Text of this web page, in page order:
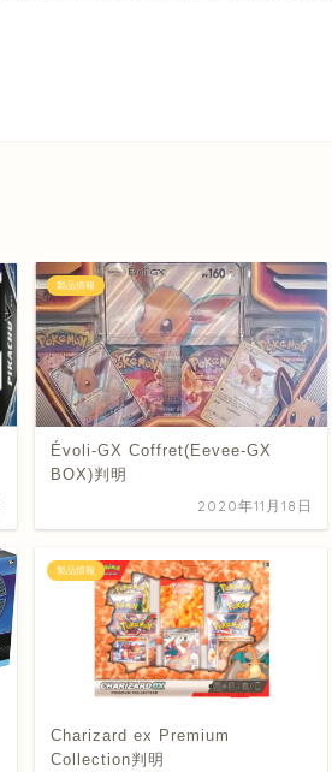
製品情報
Évoli-GX Coffret(Eevee-GX
BOX)判明
2020年11月18日
製品情報
Charizard ex Premium
Collection判明